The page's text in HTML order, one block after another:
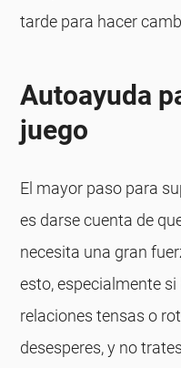
tarde para hacer
Autoayuda
juego
El mayor paso para
es darse cuenta de
necesita una gran
esto, especialmente
relaciones tensas o
desesperes, y no